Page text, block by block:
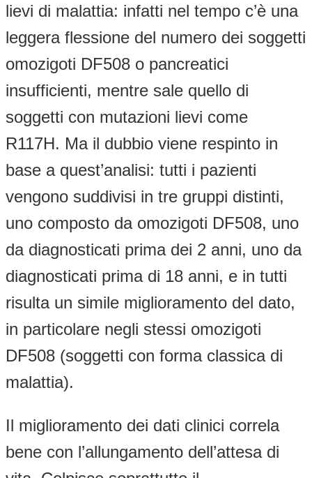
lievi di malattia: infatti nel tempo c’è una
leggera flessione del numero dei soggetti
omozigoti DF508 o pancreatici
insufficienti, mentre sale quello di
soggetti con mutazioni lievi come
R117H. Ma il dubbio viene respinto in
base a quest’analisi: tutti i pazienti
vengono suddivisi in tre gruppi distinti,
uno composto da omozigoti DF508, uno
da diagnosticati prima dei 2 anni, uno da
diagnosticati prima di 18 anni, e in tutti
risulta un simile miglioramento del dato,
in particolare negli stessi omozigoti
DF508 (soggetti con forma classica di
malattia).
Il miglioramento dei dati clinici correla
bene con l’allungamento dell’attesa di